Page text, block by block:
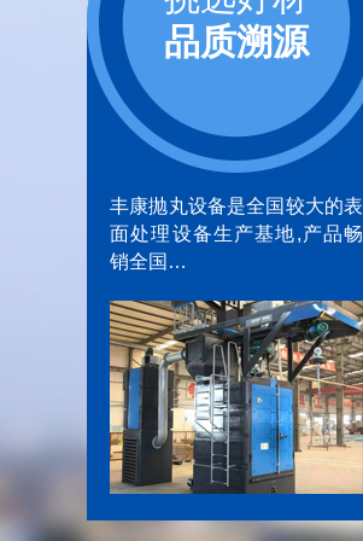
品质溯源
丰康抛丸设备是全国较大的表
面处理设备生产基地,产品畅
销全国…